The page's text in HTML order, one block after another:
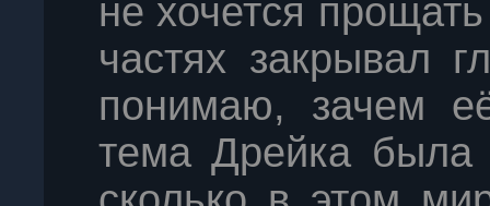
не хочется
частях закрывал
понимаю, зачем
тема Дрейка